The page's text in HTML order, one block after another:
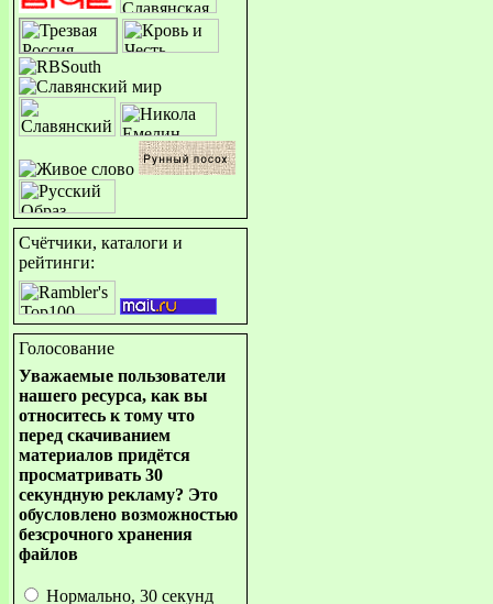
Счётчики, каталоги и
рейтинги:
Голосование
Уважаемые пользователи
нашего ресурса, как вы
относитесь к тому что
перед скачиванием
материалов придётся
просматривать 30
секундную рекламу? Это
обусловлено возможностью
безсрочного хранения
файлов
Нормально, 30 секунд